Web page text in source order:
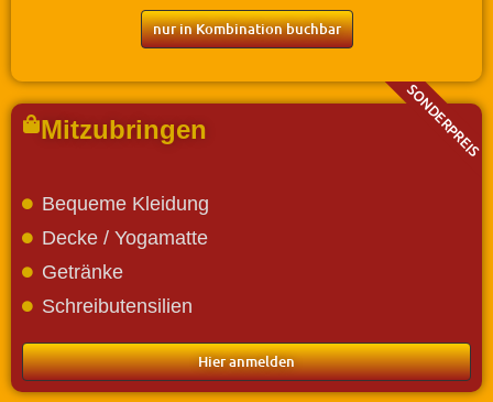
nur in Kombination buchbar
SONDERPREIS
Mitzubringen
Bequeme Kleidung
Decke / Yogamatte
Getränke
Schreibutensilien
Hier anmelden